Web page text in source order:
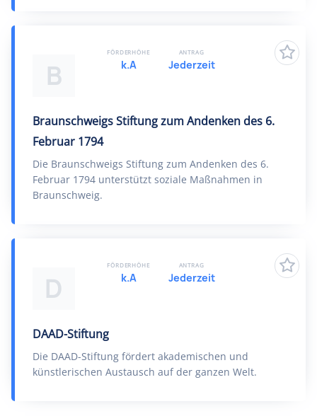
B
Braunschweigs Stiftung zum Andenken des 6.
Februar 1794
Die Braunschweigs Stiftung zum Andenken des 6.
Februar 1794 unterstützt soziale Maßnahmen in
Braunschweig.
FÖRDERHÖHE
k.A
ANTRAG
Jederzeit
D
DAAD-Stiftung
Die DAAD-Stiftung fördert akademischen und
künstlerischen Austausch auf der ganzen Welt.
FÖRDERHÖHE
k.A
ANTRAG
Jederzeit